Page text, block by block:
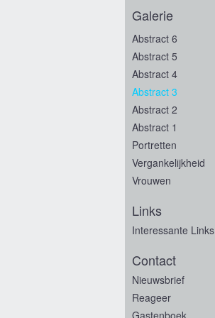
Galerie
Abstract 6
Abstract 5
Abstract 4
Abstract 3
Abstract 2
Abstract 1
Portretten
Vergankelijkheid
Vrouwen
Links
Interessante Links
Contact
Nieuwsbrief
Reageer